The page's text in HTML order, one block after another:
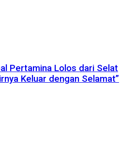
Pertamina Lolos dari Selat
Keluar dengan Selamat”